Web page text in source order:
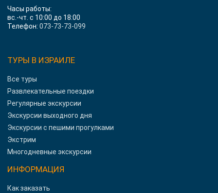
Часы работы:
вс.-чт. с 10:00 до 18:00
Телефон: 073-73-73-099
ТУРЫ В ИЗРАИЛЕ
Все туры
Развлекательные поездки
Регулярные экскурсии
Экскурсии выходного дня
Экскурсии с пешими прогулками
Экстрим
Многодневные экскурсии
ИНФОРМАЦИЯ
Как заказать